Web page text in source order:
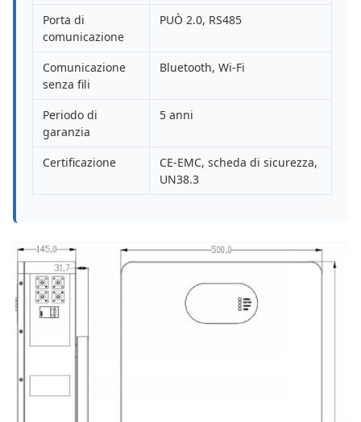
Porta di
comunicazione
PUÒ 2.0, RS485
Comunicazione
senza fili
Bluetooth, Wi-Fi
Periodo di
garanzia
5 anni
Certificazione
CE-EMC, scheda di sicurezza,
UN38.3